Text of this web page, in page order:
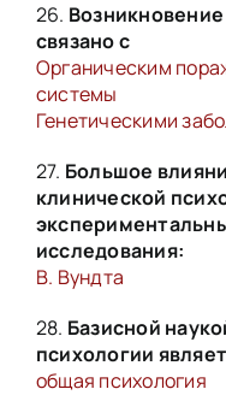
26.
связано с
Органическим
системы
Генетическими
27. Большое
клинической
исследования:
В. Вундта
28. Базисной
психологии
общая психология